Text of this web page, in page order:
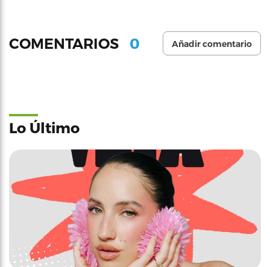
COMENTARIOS 0 Añadir comentario
Lo Último